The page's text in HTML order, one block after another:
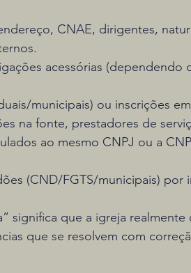
CNAE, dirigentes,
acessórias (dependendo
municipais) ou inscrições
na fonte, prestadores de
ao mesmo CNPJ ou a
(CND/FGTS/municipais) por
significa que a igreja realmente
que se resolvem com